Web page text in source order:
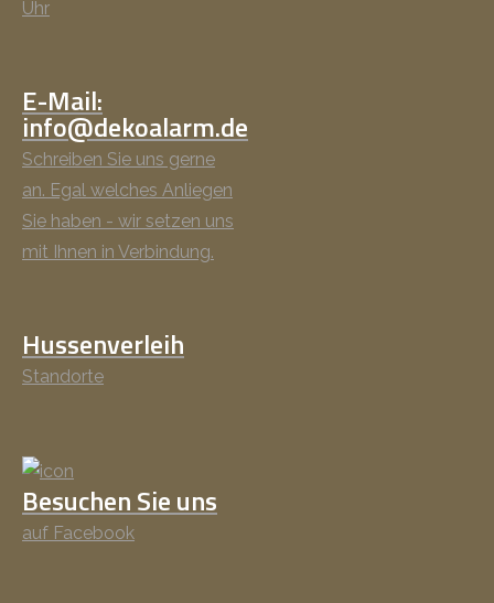
Uhr
E-Mail:
info@dekoalarm.de
Schreiben Sie uns gerne
an. Egal welches Anliegen
Sie haben - wir setzen uns
mit Ihnen in Verbindung.
Hussenverleih
Standorte
Besuchen Sie uns
auf Facebook